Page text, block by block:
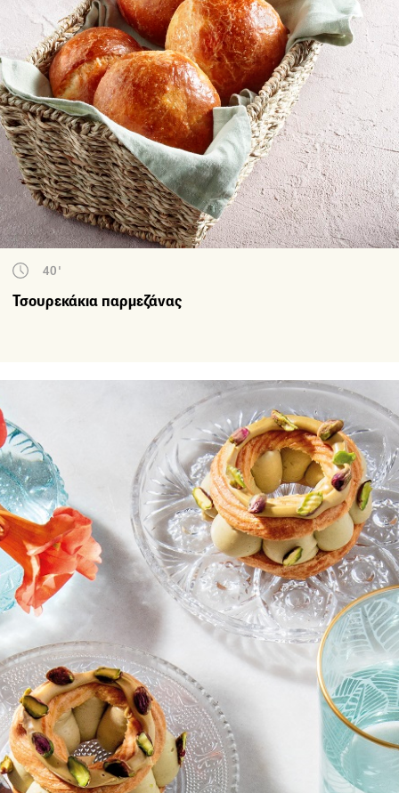
40'
Τσουρεκάκια παρμεζάνας